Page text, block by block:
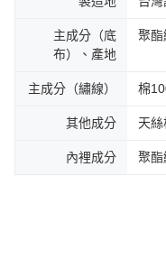
主成分（底
布）、產地
聚酯
主成分（繡線） 棉
其他成分 天
內裡成分 聚酯